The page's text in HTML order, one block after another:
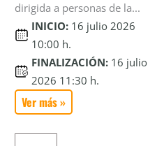
dirigida a personas de la...
INICIO: 16 julio 2026
10:00 h.
FINALIZACIÓN: 16 julio
2026 11:30 h.
Ver más »